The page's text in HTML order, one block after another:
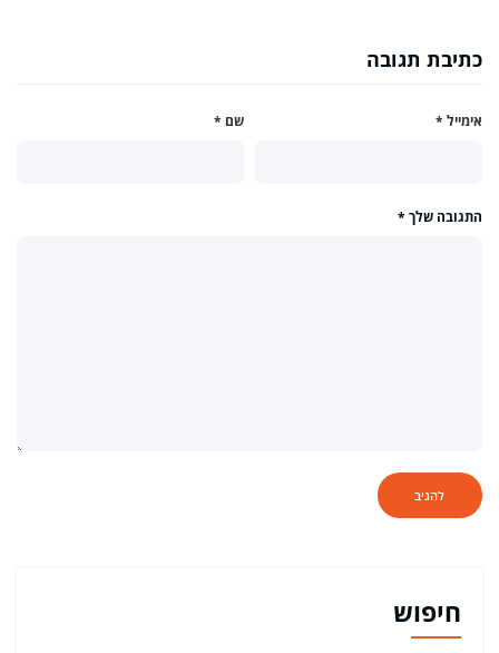
כתיבת תגובה
שם * אימייל *
התגובה שלך *
חיפוש